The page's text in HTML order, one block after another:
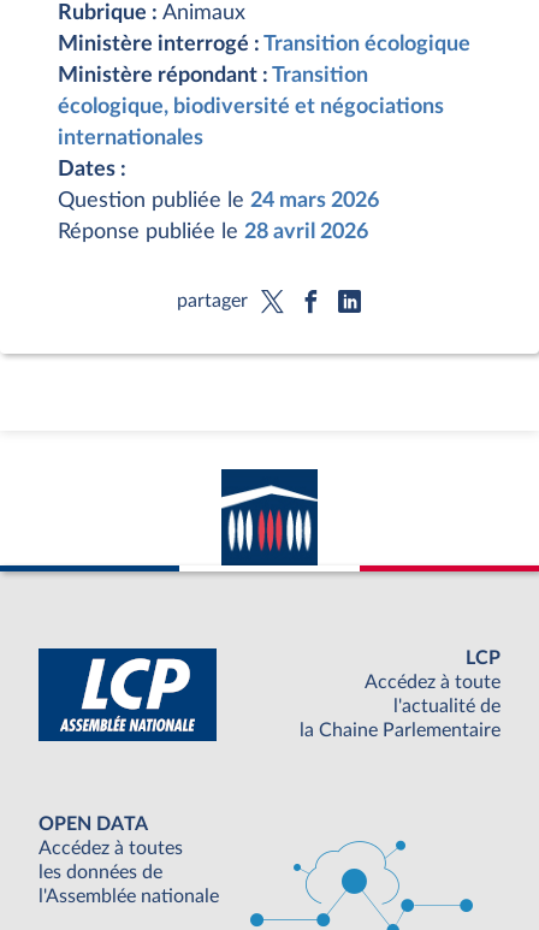
Rubrique : Animaux
Ministère interrogé : Transition écologique
Ministère répondant : Transition
écologique, biodiversité et négociations
internationales
Dates :
Question publiée le 24 mars 2026
Réponse publiée le 28 avril 2026
partager
LCP
Accédez à toute
l'actualité de
la Chaine Parlementaire
OPEN DATA
Accédez à toutes
les données de
l'Assemblée nationale